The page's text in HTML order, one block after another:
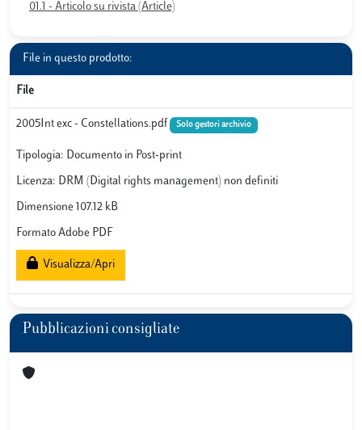
01.1 - Articolo su rivista (Article)
File in questo prodotto:
File
2005Int exc - Constellations.pdf Solo gestori archivio
Tipologia: Documento in Post-print
Licenza: DRM (Digital rights management) non definiti
Dimensione 107.12 kB
Formato Adobe PDF
Visualizza/Apri
Pubblicazioni consigliate